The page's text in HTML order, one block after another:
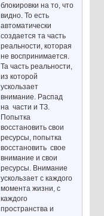
блокировки на то, что
видно. То есть
автоматически
создается та часть
реальности, которая
не воспринимается.
Та часть реальности,
из которой
ускользает
внимание. Распад
на части и ТЗ.
Попытка
восстановить свои
ресурсы, попытка
восстановить свое
внимание и свои
ресурсы. Внимание
ускользает с каждого
момента жизни, с
каждого
пространства и